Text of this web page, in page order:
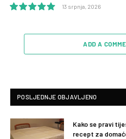
13 srpnja, 2026
ADD A
POSLJEDNJE OBJAVLJENO
Kako se pravi
recept za